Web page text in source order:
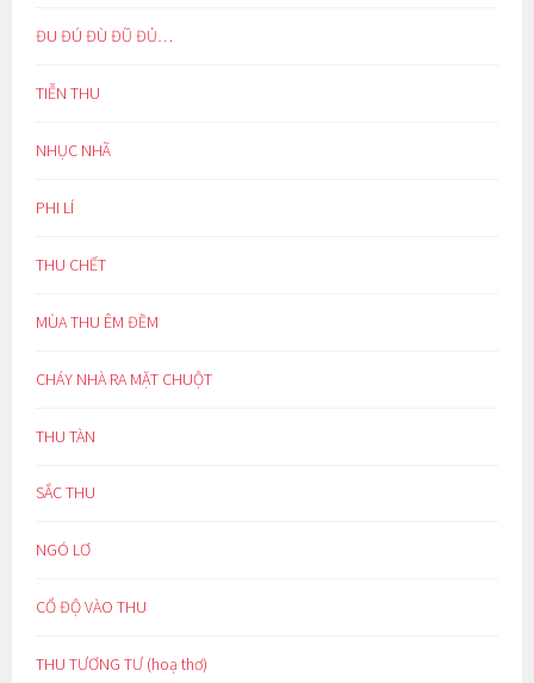
ĐU ĐÚ ĐÙ ĐŨ ĐỦ…
TIỄN THU
NHỤC NHÃ
PHI LÍ
THU CHẾT
MÙA THU ÊM ĐỀM
CHÁY NHÀ RA MẶT CHUỘT
THU TÀN
SẮC THU
NGÓ LƠ
CỔ ĐỘ VÀO THU
THU TƯƠNG TƯ (hoạ thơ)